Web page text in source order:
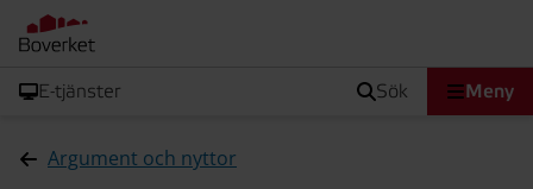
E-tjänster sök Meny
Argument och nyttor